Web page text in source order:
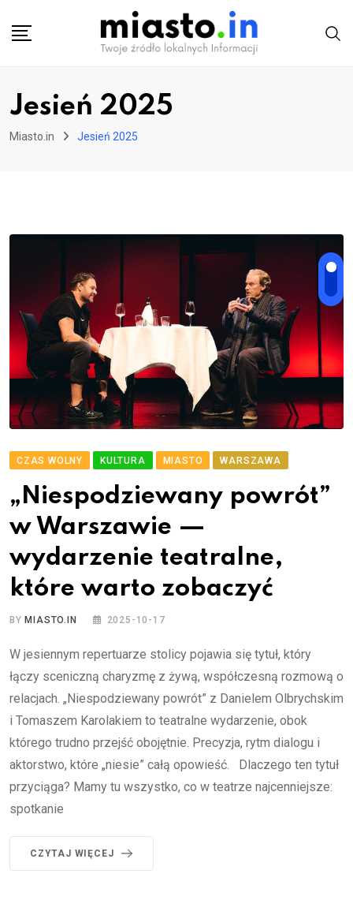
Jesień 2025
Miasto.in Jesień 2025
CZAS WOLNY KULTURA MIASTO WARSZAWA
„Niespodziewany powrót”
w Warszawie —
wydarzenie teatralne,
które warto zobaczyć
BY MIASTO.IN 2025-10-17
W jesiennym repertuarze stolicy pojawia się tytuł, który
łączy sceniczną charyzmę z żywą, współczesną rozmową o
relacjach. „Niespodziewany powrót” z Daniele​m Olbrychskim
i Tomaszem Karolakiem to teatralne wydarzenie, obok
którego trudno przejść obojętnie. Precyzja, rytm dialogu i
aktorstwo, które „niesie” całą opowieść. Dlaczego ten tytuł
przyciąga? Mamy tu wszystko, co w teatrze najcenniejsze:
spotkanie
CZYTAJ WIĘCEJ